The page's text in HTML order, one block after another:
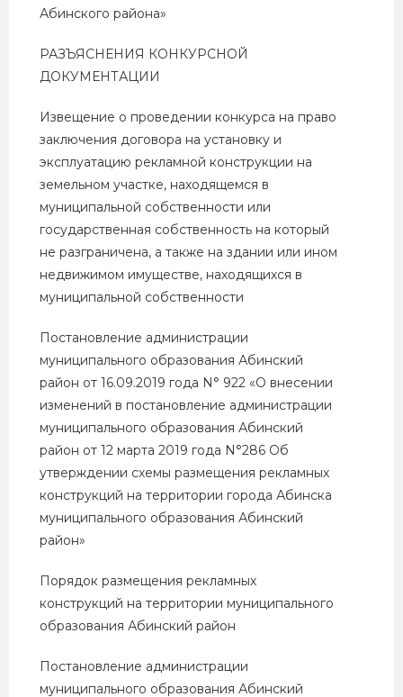
Абинского района»
РАЗЪЯСНЕНИЯ КОНКУРСНОЙ
ДОКУМЕНТАЦИИ
Извещение о проведении конкурса на право
заключения договора на установку и
эксплуатацию рекламной конструкции на
земельном участке, находящемся в
муниципальной собственности или
государственная собственность на который
не разграничена, а также на здании или ином
недвижимом имуществе, находящихся в
муниципальной собственности
Постановление администрации
муниципального образования Абинский
район от 16.09.2019 года N° 922 «О внесении
изменений в постановление администрации
муниципального образования Абинский
район от 12 марта 2019 года N°286 Об
утверждении схемы размещения рекламных
конструкций на территории города Абинска
муниципального образования Абинский
район»
Порядок размещения рекламных
конструкций на территории муниципального
образования Абинский район
Постановление администрации
муниципального образования Абинский